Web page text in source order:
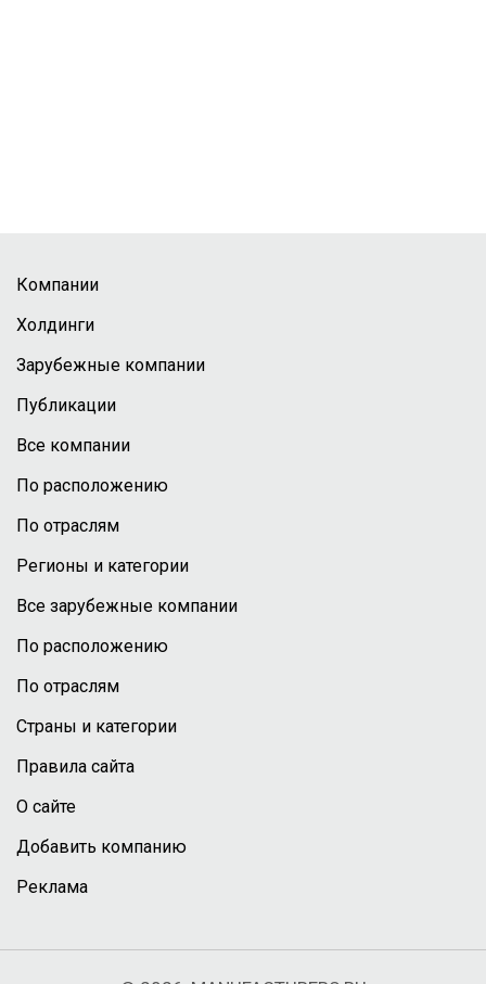
Компании
Холдинги
Зарубежные компании
Публикации
Все компании
По расположению
По отраслям
Регионы и категории
Все зарубежные компании
По расположению
По отраслям
Страны и категории
Правила сайта
О сайте
Добавить компанию
Реклама